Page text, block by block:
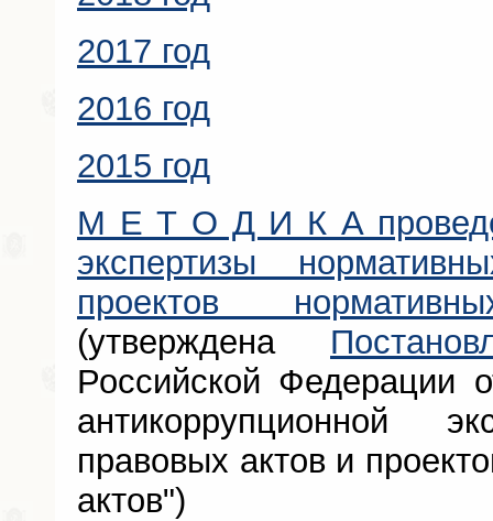
2017 год
2016 год
2015 год
М Е Т О Д И К А
экспертизы
проектов
(утверждена
Российской
антикоррупционной
правовых актов и
актов")